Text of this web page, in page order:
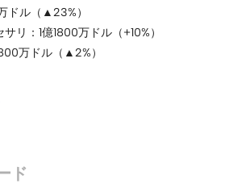
ドル（▲23%）
リ：1億1800万ドル（+10%）
万ドル（▲2%）
ド